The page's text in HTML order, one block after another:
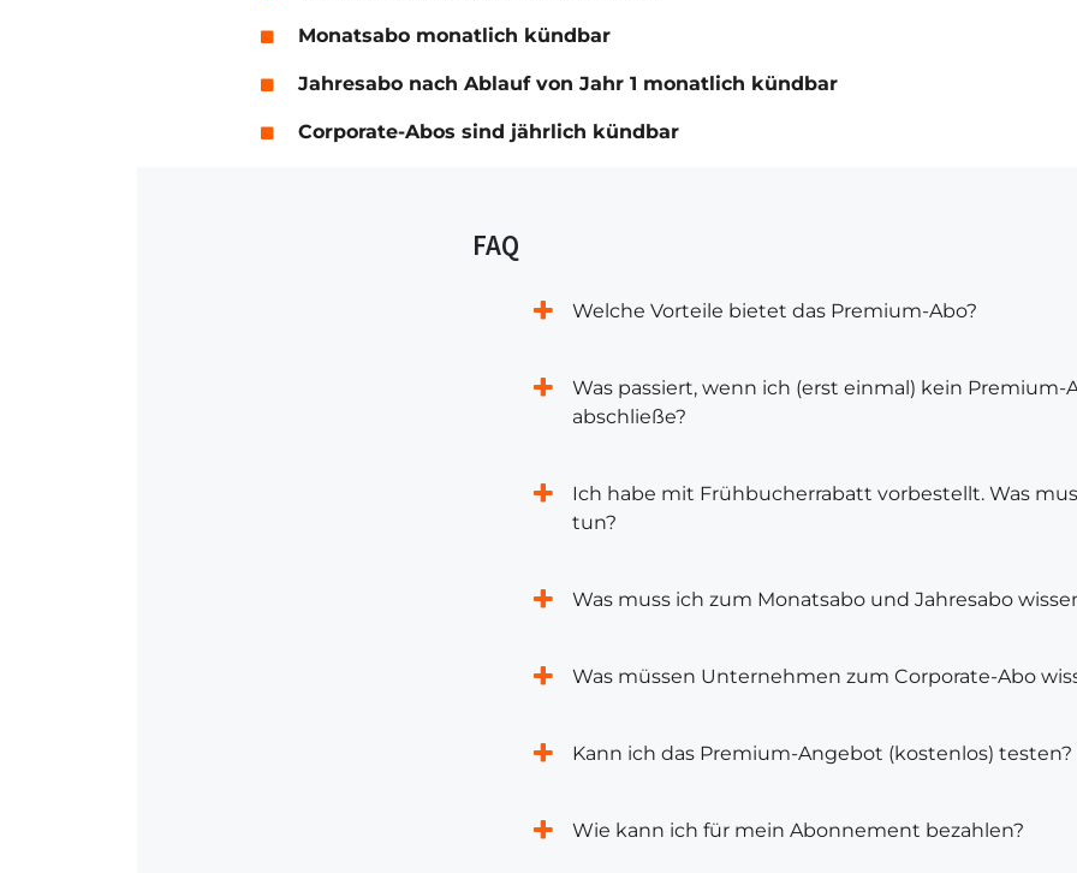
Monatsabo monatlich kündbar
Jahresabo nach Ablauf von Jahr 1 monatlich kündbar
Corporate-Abos sind jährlich kündbar
FAQ
Welche Vorteile bietet das Premium-Abo?
Was passiert, wenn ich (erst einmal) kein Premium-
abschließe?
Ich habe mit Frühbucherrabatt vorbestellt. Was
tun?
Was muss ich zum Monatsabo und Jahresabo
Was müssen Unternehmen zum Corporate-Abo
Kann ich das Premium-Angebot (kostenlos) testen?
Wie kann ich für mein Abonnement bezahlen?